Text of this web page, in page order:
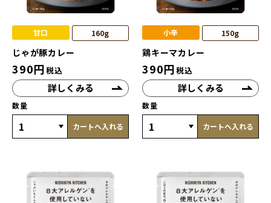
甘口 160g
じゃが豚カレー
390円税込
詳しくみる
数量
カートへ入れる
小辛 150g
鶏キーマカレー
390円税込
詳しくみる
数量
カートへ入れる